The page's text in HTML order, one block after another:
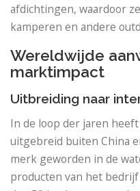
afdichtingen, waardoor
kamperen en andere
Wereldwijde
marktimpact
Uitbreiding naar
In de loop der jaren
uitgebreid buiten China
merk geworden in de
producten van het